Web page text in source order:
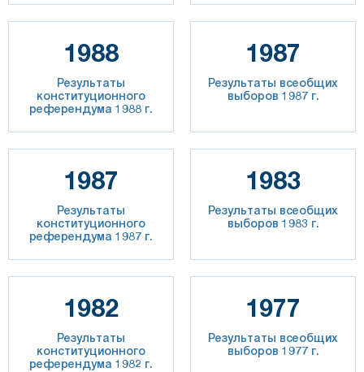
1988
Результаты
конституционного
референдума 1988 г.
1987
Результаты всеобщих
выборов 1987 г.
1987
Результаты
конституционного
референдума 1987 г.
1983
Результаты всеобщих
выборов 1983 г.
1982
Результаты
конституционного
референдума 1982 г.
1977
Результаты всеобщих
выборов 1977 г.